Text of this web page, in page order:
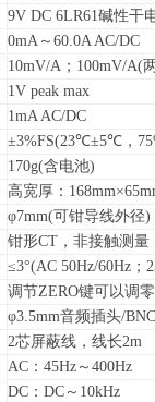
9V DC 6LR61碱性干
0mA～ 60.0A AC/DC
10mV/A； 100mV/A(
1V peak max
1mA AC/DC
±3%FS(23℃±5℃，
170g(含电池)
高宽厚： 168mm×
φ7mm(可钳导线外径)
钳形CT，非接触测量
≤3°(AC 50Hz/60Hz；
调节ZERO键可以调
φ3.5mm音频插头/BNC
2芯屏蔽线，线长2m
AC： 45Hz～ 400Hz
DC： DC～ 10kHz